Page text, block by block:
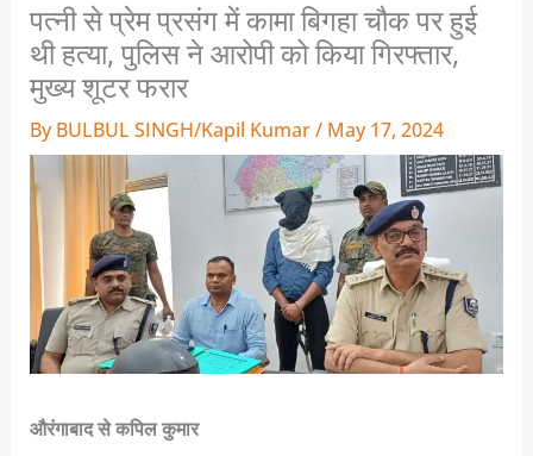
पत्नी से प्रेम प्रसंग में कामा बिगहा चौक पर हुई
थी हत्या, पुलिस ने आरोपी को किया गिरफ्तार,
मुख्य शूटर फरार
ByBULBUL SINGH/Kapil Kumar/ May 17, 2024
औरंगाबाद से कपिल कुमार